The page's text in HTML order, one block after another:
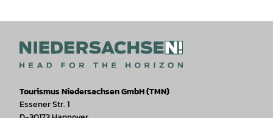
Tourismus Niedersachsen GmbH (TMN)
Essener Str. 1